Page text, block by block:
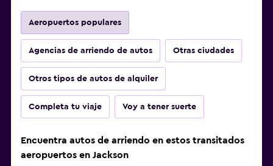
Aeropuertos populares
Agencias de arriendo de autos Otras ciudades
Otros tipos de autos de alquiler
Completa tu viaje Voy a tener suerte
Encuentra autos de arriendo en estos transitados
aeropuertos en Jackson